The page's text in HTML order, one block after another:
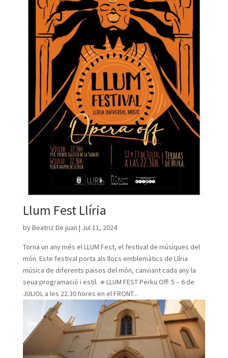
Llum Fest Llíria
byBeatriz De juan | Jul 11, 2024
Torna un any més el LLUM Fest, el festival de músiques del
món. Este festival porta als llocs emblemàtics de Llíria
música de diferents països del món, canviant cada any la
seua programació i estil. 🔹LLUM FEST Perku Off: 5 – 6 de
JULIOL a les 22.30 hores en el FRONT...